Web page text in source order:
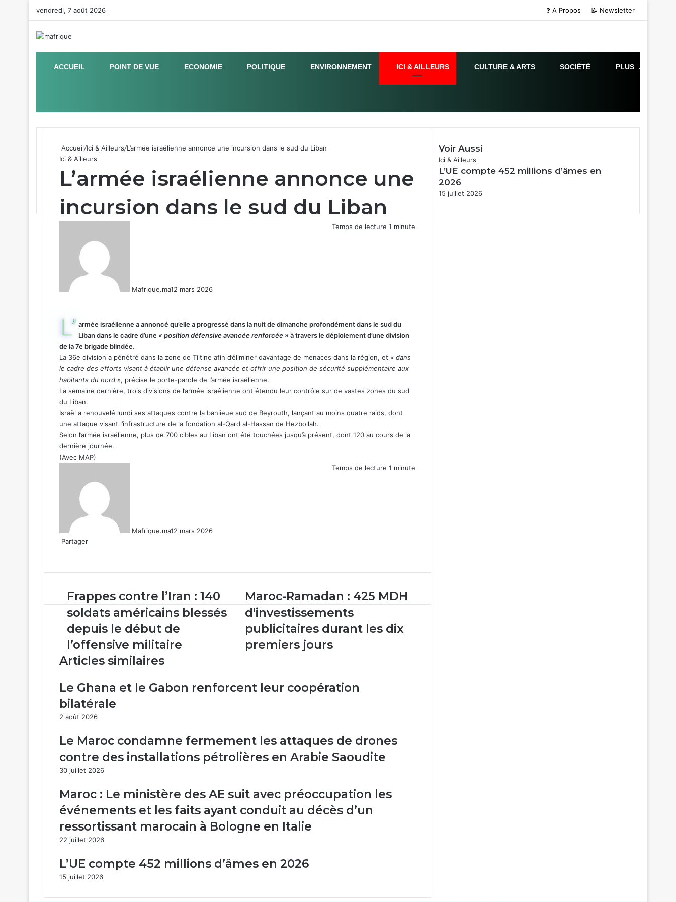
vendredi, 7 août 2026 ❓ A Propos 📝 Newsletter
ACCUEIL POINT DE VUE ECONOMIE POLITIQUE ENVIRONNEMENT ICI & AILLEURS CULTURE & ARTS SOCIÉTÉ PLUS
Accueil/Ici & Ailleurs/L’armée israélienne annonce une incursion dans le sud du Liban
Ici & Ailleurs
L’armée israélienne annonce une
incursion dans le sud du Liban
Mafrique.ma12 mars 2026
Temps de lecture 1 minute
L’ armée israélienne a annoncé qu’elle a progressé dans la nuit de dimanche profondément dans le sud du
Liban dans le cadre d’une « position défensive avancée renforcée » à travers le déploiement d’une division
de la 7e brigade blindée.
La 36e division a pénétré dans la zone de Tiltine afin d’éliminer davantage de menaces dans la région, et « dans
le cadre des efforts visant à établir une défense avancée et offrir une position de sécurité supplémentaire aux
habitants du nord », précise le porte-parole de l’armée israélienne.
La semaine dernière, trois divisions de l’armée israélienne ont étendu leur contrôle sur de vastes zones du sud
du Liban.
Israël a renouvelé lundi ses attaques contre la banlieue sud de Beyrouth, lançant au moins quatre raids, dont
une attaque visant l’infrastructure de la fondation al-Qard al-Hassan de Hezbollah.
Selon l’armée israélienne, plus de 700 cibles au Liban ont été touchées jusqu’à présent, dont 120 au cours de la
dernière journée.
(Avec MAP)
Mafrique.ma12 mars 2026
Temps de lecture 1 minute
Partager
email
Frappes
contre
l’Iran
140
soldats
américains
blessés
le
début
de
l’offensive
Frappes contre l’Iran : 140
soldats américains blessés
depuis le début de
l’offensive militaire
Maroc-
Ramadan
:
425
MDH
d'investissements
dix
Maroc-Ramadan : 425 MDH
d'investissements
publicitaires durant les dix
premiers jours
Articles similaires
Le Ghana et le Gabon renforcent leur coopération
bilatérale
2 août 2026
Le Maroc condamne fermement les attaques de drones
contre des installations pétrolières en Arabie Saoudite
30 juillet 2026
Maroc : Le ministère des AE suit avec préoccupation les
événements et les faits ayant conduit au décès d’un
ressortissant marocain à Bologne en Italie
22 juillet 2026
L’UE compte 452 millions d’âmes en 2026
15 juillet 2026
Voir Aussi
Fermer
Ici & Ailleurs
L’UE compte 452 millions d’âmes en
2026
15 juillet 2026